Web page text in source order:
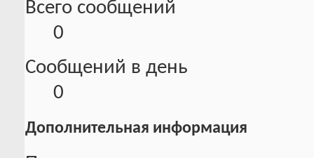
Всего сообщений
0
Сообщений в день
0
Дополнительная информация